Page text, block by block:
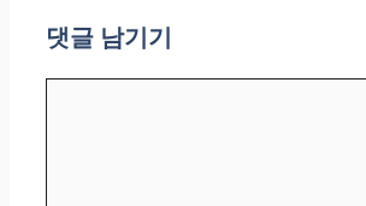
댓글 남기기